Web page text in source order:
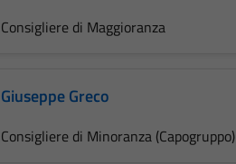
Consigliere di Maggioranza
Giuseppe Greco
Consigliere di Minoranza (Capogruppo)